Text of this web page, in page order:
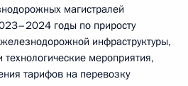
магистралей
годы по приросту
инфраструктуры,
мероприятия,
тарифов на перевозку